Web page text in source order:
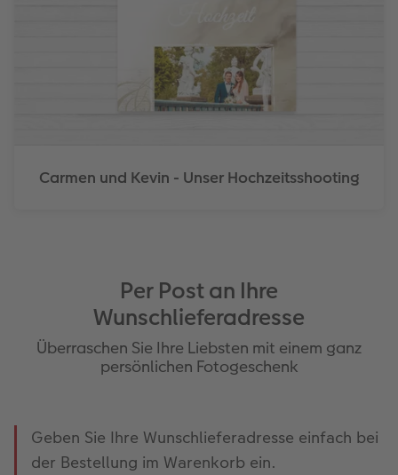
Carmen und Kevin - Unser Hochzeitsshooting
Per Post an Ihre
Wunschlieferadresse
Überraschen Sie Ihre Liebsten mit einem ganz
persönlichen Fotogeschenk
Geben Sie Ihre Wunschlieferadresse einfach bei
der Bestellung im Warenkorb ein.